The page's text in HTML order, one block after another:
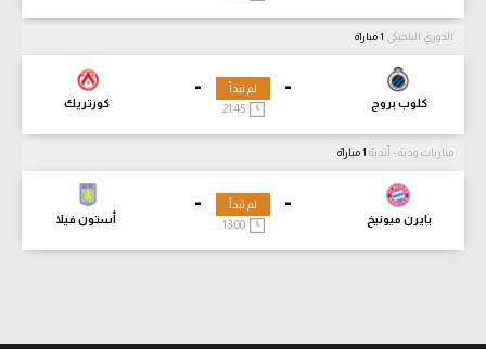
الدوري البلجيكي
-
كلوب بروج
-
كورتريك
لم تبدأ
21:45
مباريات ودية - أندية
-
بايرن ميونيخ
-
أستون فيلا
لم تبدأ
13:00